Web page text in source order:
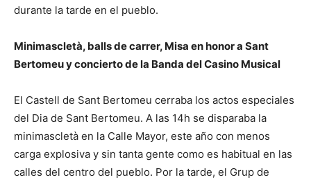
durante la tarde en el pueblo.
Minimascletà, balls de carrer, Misa en honor a Sant
Bertomeu y concierto de la Banda del Casino Musical
El Castell de Sant Bertomeu cerraba los actos especiales
del Dia de Sant Bertomeu. A las 14h se disparaba la
minimascletà en la Calle Mayor, este año con menos
carga explosiva y sin tanta gente como es habitual en las
calles del centro del pueblo. Por la tarde, el Grup de